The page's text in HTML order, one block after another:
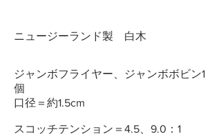
ニュージーランド製 白木
ジャンボフライヤー、ジャンボボビン1
個
口径＝約1.5cm
スコッチテンション＝4.5、9.0：1